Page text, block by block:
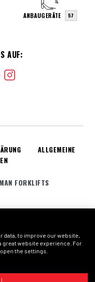
AUF:
ANBAUGERÄTE 57
ALLGEMEINE
FORKLIFTS
data, to improve our website,
great website experience. For
the settings.